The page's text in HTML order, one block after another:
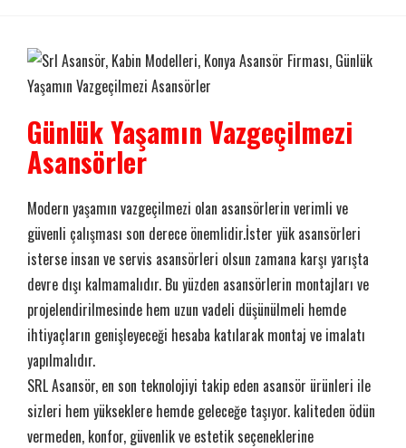
Günlük Yaşamın Vazgeçilmezi
Asansörler
Modern yaşamın vazgeçilmezi olan asansörlerin verimli ve
güvenli çalışması son derece önemlidir.İster yük asansörleri
isterse insan ve servis asansörleri olsun zamana karşı yarışta
devre dışı kalmamalıdır. Bu yüzden asansörlerin montajları ve
projelendirilmesinde hem uzun vadeli düşünülmeli hemde
ihtiyaçların genişleyeceği hesaba katılarak montaj ve imalatı
yapılmalıdır.
SRL Asansör, en son teknolojiyi takip eden asansör ürünleri ile
sizleri hem yükseklere hemde geleceğe taşıyor. kaliteden ödün
vermeden, konfor, güvenlik ve estetik seçeneklerine